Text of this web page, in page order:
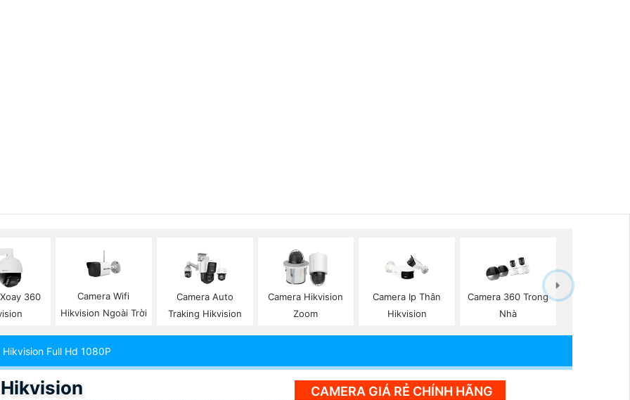
360
Camera Wifi
Hikvision Ngoài Trời
Camera Auto
Traking Hikvision
Camera Hikvision
Zoom
Camera Ip Thân
Hikvision
Camera 360 Trong
Nhà
Hikvision Full Hd 1080P
CAMERA GIÁ RẺ CHÍNH HÃNG